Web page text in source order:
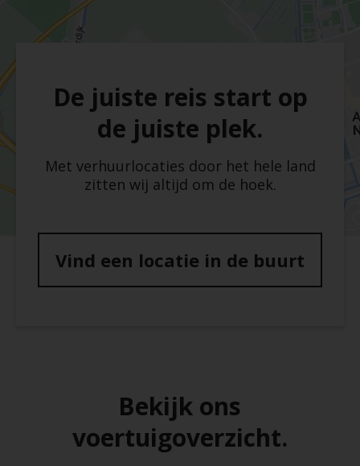
De juiste reis start op
de juiste plek.
Met verhuurlocaties door het hele land
zitten wij altijd om de hoek.
Vind een locatie in de buurt
Bekijk ons
voertuigoverzicht.